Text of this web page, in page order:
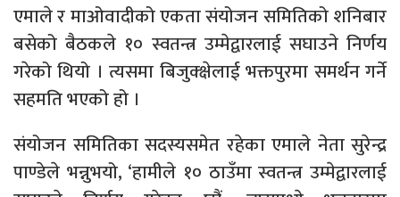
एमाले र माओवादीको एकता संयोजन समितिको शनिबार
बसेको बैठकले १० स्वतन्त्र उम्मेद्वारलाई सघाउने निर्णय
गरेको थियो । त्यसमा बिजुक्क्षेलाई भक्तपुरमा समर्थन गर्ने
सहमति भएको हो ।
संयोजन समितिका सदस्यसमेत रहेका एमाले नेता सुरेन्द्र
पाण्डेले भन्नुभयो, ‘हामीले १० ठाउँमा स्वतन्त्र उम्मेद्वारलाई